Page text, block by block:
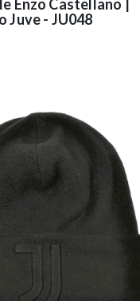
Enzo Castellano |
Juve - JU048